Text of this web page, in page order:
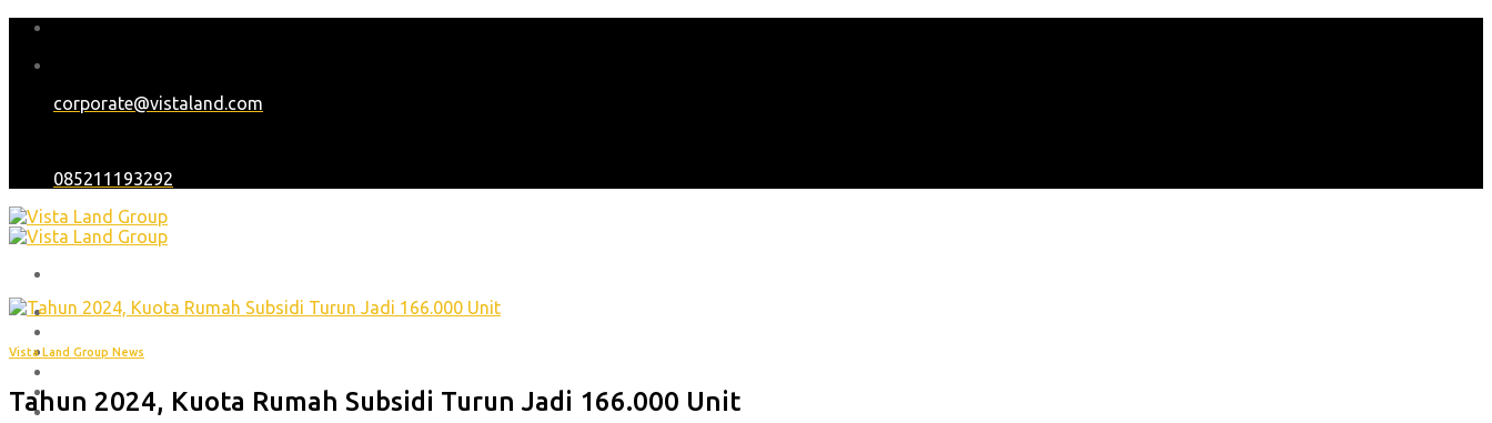
Skip
content
corporate@vistaland.com
085211193292
Home
Proyek
Karir
Hubungi Kami
Vista Land Group News
Tahun 2024, Kuota Rumah Subsidi Turun Jadi 166.000 Unit